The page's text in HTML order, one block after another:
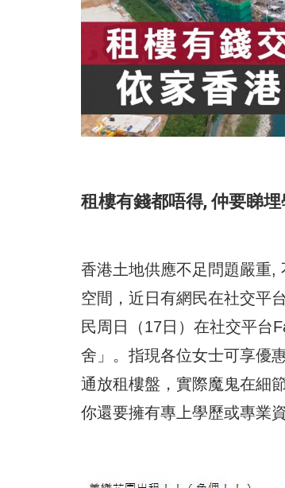
租樓有錢都唔得, 仲要睇埋
香港土地供應不足問題嚴重,
空間，近日有網民在社交平
民周日（17日）在社交平台
舍」。指現各位女士可享優
通放租樓盤，實際魔鬼在細
你還要擁有專上學歷或專業